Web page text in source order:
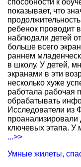
способности к
показывает, что
ребенок проводит
наблюдали детей
больше всего
раннем
в школу. У детей,
экранами в эти
несколько хуже
работала рабочая
обрабатывать
Исследователи из
ключевых этапа. У
...>>
Умные жилеты,